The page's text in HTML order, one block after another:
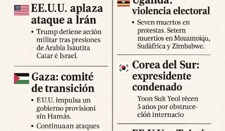
Expertos advierten sobre la posibilidad de réplicas
significativas y llaman a mantener la calma y preparar